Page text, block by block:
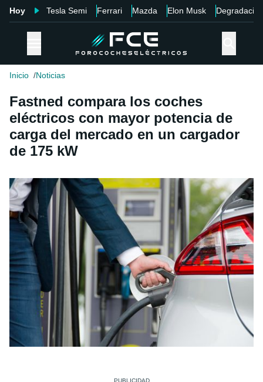
Hoy Tesla Semi Ferrari Mazda Elon Musk Degradación
Inicio Noticias
Fastned compara los coches
eléctricos con mayor potencia de
carga del mercado en un cargador
de 175 kW